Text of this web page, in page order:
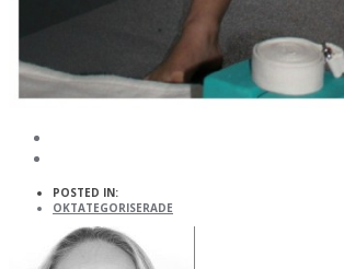
POSTED IN:
OKTATEGORISERADE